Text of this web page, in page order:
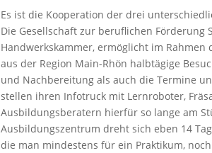
Es ist die Kooperation der drei
Die Gesellschaft zur beruflichen Förderung
Handwerkskammer, ermöglicht im
aus der Region Main-Rhön halbtägige
und Nachbereitung als auch die Termine
stellen ihren Infotruck mit Lernroboter,
Ausbildungsberatern hierfür so lange am
Ausbildungszentrum dreht sich eben 14
die man mindestens für ein Praktikum,